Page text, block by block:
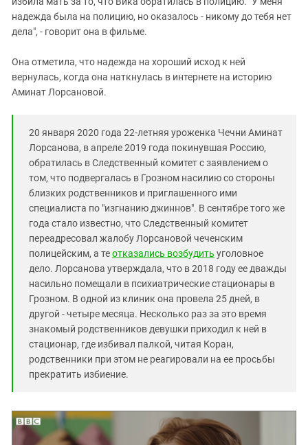
надежда была на полицию, но оказалось - никому до тебя нет
дела", - говорит она в фильме.
Она отметила, что надежда на хороший исход к ней
вернулась, когда она наткнулась в интернете на историю
Аминат Лорсановой.
20 января 2020 года 22-летняя уроженка Чечни Аминат
Лорсанова, в апреле 2019 года покинувшая Россию,
обратилась в Следственный комитет с заявлением о
том, что подвергалась в Грозном насилию со стороны
близких родственников и приглашенного ими
специалиста по "изгнанию джиннов". В сентябре того же
года стало известно, что Следственный комитет
переадресовал жалобу Лорсановой чеченским
полицейским, а теотказались возбудить уголовное
дело. Лорсанова утверждала, что в 2018 году ее дважды
насильно помещали в психиатрические стационары в
Грозном. В одной из клиник она провела 25 дней, в
другой - четыре месяца. Несколько раз за это время
знакомый родственников девушки приходил к ней в
стационар, где избивал палкой, читая Коран,
родственники при этом не реагировали на ее просьбы
прекратить избиение.